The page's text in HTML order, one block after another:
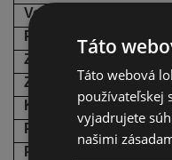
Volant
Predné svietidlo
Zadné svietidlo
Zadné posúvače
Kľukový
Predstavec riadenia
Pohon
Táto
Táto webová
používateľskej
vyjadrujete
našimi